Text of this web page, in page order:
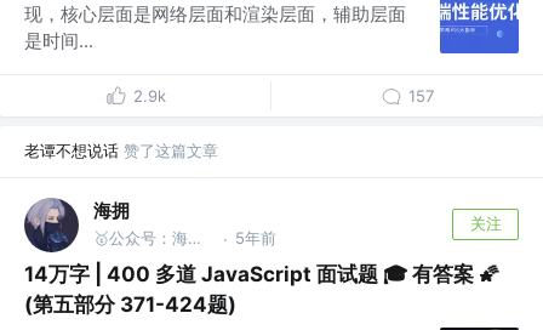
现，核心层面是网络层面和渲染层面，辅助层面
是时间...
2.9k 157
老谭不想说话 赞了这篇文章
海拥
🥇公众号：海拥 | 水系全栈🥈 · 5年前
关注
14万字 | 400 多道 JavaScript 面试题 🎓 有答案 🌠
(第五部分 371-424题)